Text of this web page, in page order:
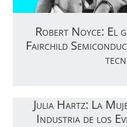
Robert Noyce: El
Fairchild
Julia Hartz: La
Industria de los